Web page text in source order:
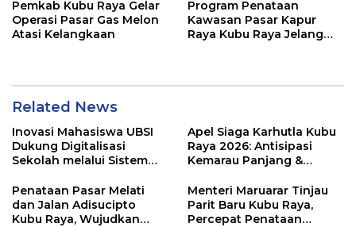
Pemkab Kubu Raya Gelar
Operasi Pasar Gas Melon
Atasi Kelangkaan
Program Penataan
Kawasan Pasar Kapur
Raya Kubu Raya Jelang
Related News
Inovasi Mahasiswa UBSI
Dukung Digitalisasi
Sekolah melalui Sistem
Mumtaz Pontianak
Apel Siaga Karhutla Kubu
Raya 2026: Antisipasi
Kemarau Panjang &
Penataan Pasar Melati
dan Jalan Adisucipto
Kubu Raya, Wujudkan
Menteri Maruarar Tinjau
Parit Baru Kubu Raya,
Percepat Penataan